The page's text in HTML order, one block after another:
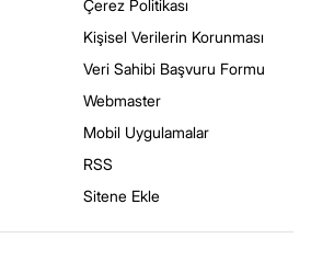
Çerez Politikası
Kişisel Verilerin Korunması
Veri Sahibi Başvuru Formu
Webmaster
Mobil Uygulamalar
RSS
Sitene Ekle